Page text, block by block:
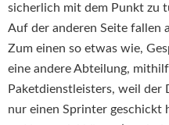
sicherlich mit dem Punkt zu
Auf der anderen Seite fallen
Zum einen so etwas wie,
eine andere Abteilung,
Paketdienstleisters, weil der
nur einen Sprinter geschickt